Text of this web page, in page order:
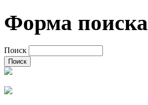
Форма поиска
Поиск